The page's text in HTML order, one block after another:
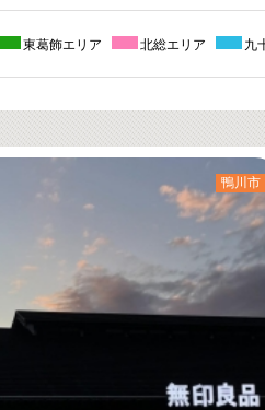
東葛飾エリア 北総エリア 九
鴨川市